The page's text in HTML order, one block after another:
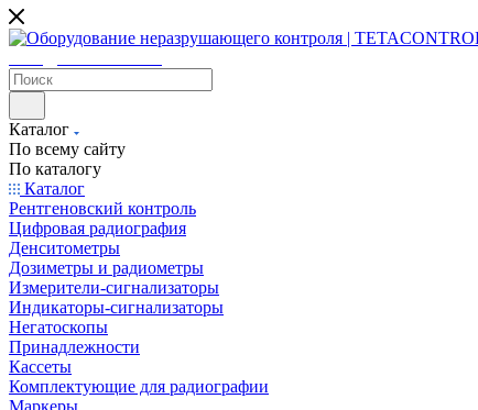
Каталог
По всему сайту
По каталогу
Каталог
Рентгеновский контроль
Цифровая радиография
Денситометры
Дозиметры и радиометры
Измерители-сигнализаторы
Индикаторы-сигнализаторы
Негатоскопы
Принадлежности
Кассеты
Комплектующие для радиографии
Маркеры